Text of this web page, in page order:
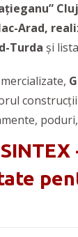
Arad,
Turda și